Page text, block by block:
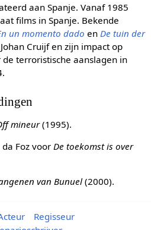
aan Spanje. Vanaf 1985
films in Spanje. Bekende
un momento dado en De tuin der
Cruijf en zijn impact op
terroristische aanslagen in
mineur(1995).
Foz voor De toekomst is over
van Bunuel(2000).
Regisseur